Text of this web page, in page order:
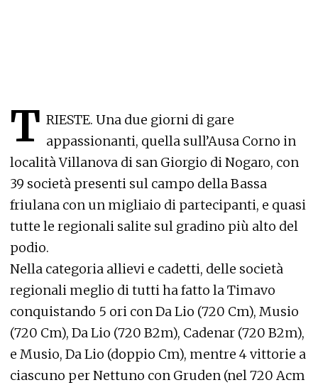
T RIESTE. Una due giorni di gare
appassionanti, quella sull’Ausa Corno in
località Villanova di san Giorgio di Nogaro, con
39 società presenti sul campo della Bassa
friulana con un migliaio di partecipanti, e quasi
tutte le regionali salite sul gradino più alto del
podio.
Nella categoria allievi e cadetti, delle società
regionali meglio di tutti ha fatto la Timavo
conquistando 5 ori con Da Lio (720 Cm), Musio
(720 Cm), Da Lio (720 B2m), Cadenar (720 B2m),
e Musio, Da Lio (doppio Cm), mentre 4 vittorie a
ciascuno per Nettuno con Gruden (nel 720 Acm